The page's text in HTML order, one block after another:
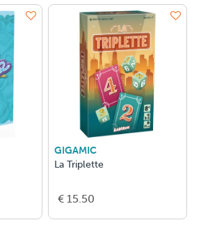
GIGAMIC
La Triplette
€ 15.50